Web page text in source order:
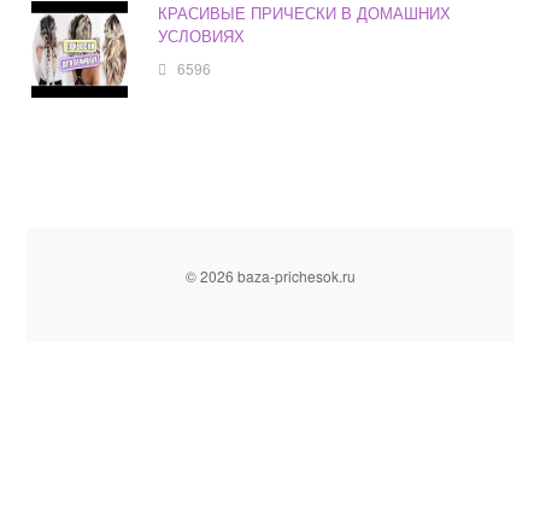
КРАСИВЫЕ ПРИЧЕСКИ В ДОМАШНИХ
УСЛОВИЯХ
6596
© 2026 baza-prichesok.ru